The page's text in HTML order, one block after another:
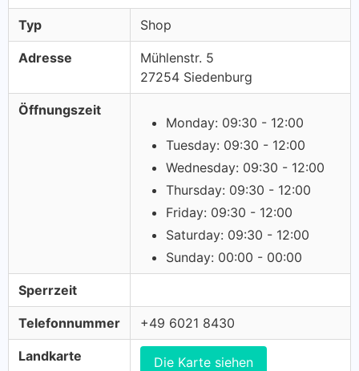
Typ Shop
Adresse
Mühlenstr. 5
27254 Siedenburg
Öffnungszeit
Monday: 09:30 - 12:00
Tuesday: 09:30 - 12:00
Wednesday: 09:30 - 12:00
Thursday: 09:30 - 12:00
Friday: 09:30 - 12:00
Saturday: 09:30 - 12:00
Sunday: 00:00 - 00:00
Sperrzeit
Telefonnummer +49 6021 8430
Landkarte Die Karte siehen